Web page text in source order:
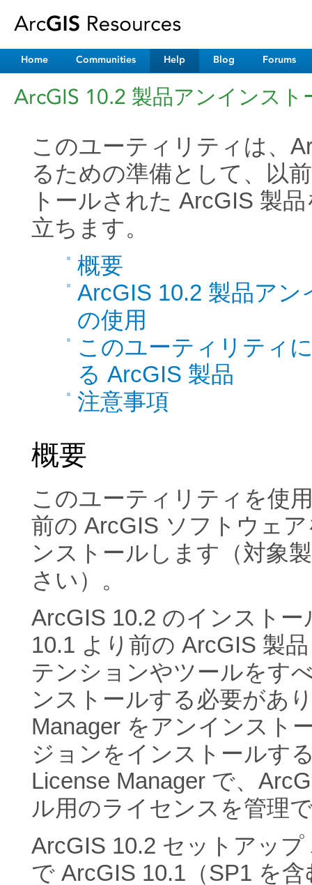
Home Communities Help Blog Forums
ArcGIS 10.2 製品アンインス
このユーティリティは、
るための準備として、以
トールされた ArcGIS 製
立ちます。
概要
ArcGIS 10.2 製品ア
の使用
このユーティリティ
る ArcGIS 製品
注意事項
概要
このユーティリティを使
前の ArcGIS ソフトウェ
ンストールします（対象
さい）。
ArcGIS 10.2 のインスト
10.1 より前の ArcGIS 製
テンションやツールをす
ンストールする必要があ
Manager をアンインスト
ジョンをインストールす
License Manager で、
ル用のライセンスを管理
ArcGIS 10.2 セットアッ
で ArcGIS 10.1（SP1 を